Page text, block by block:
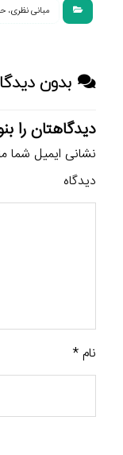
مبانی نظری،
بدون
دیدگاهتان را
نشانی ایمیل شما
دیدگاه
نام*